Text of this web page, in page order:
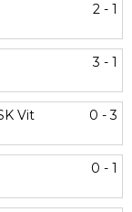
2 - 1
3 - 1
Vit
0 - 3
0 - 1